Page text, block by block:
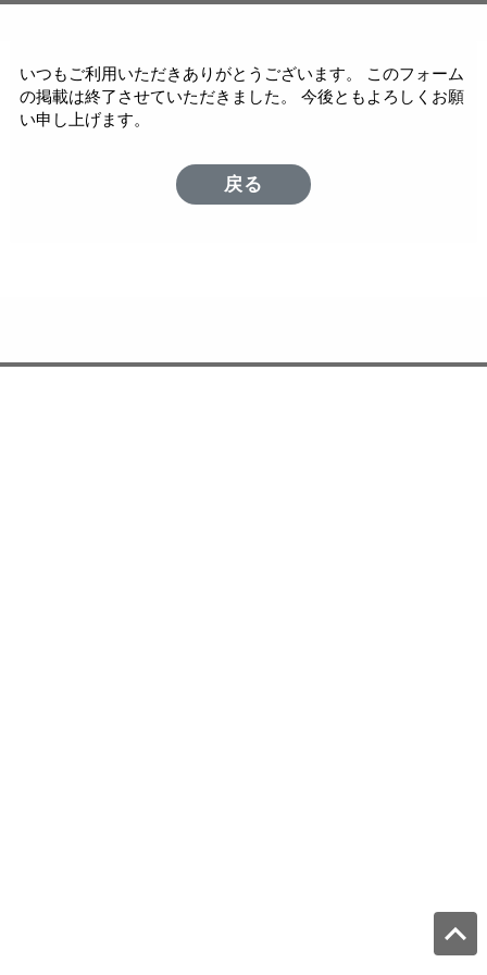
いつもご利用いただきありがとうございます。 このフォーム
の掲載は終了させていただきました。 今後ともよろしくお願
い申し上げます。
戻る